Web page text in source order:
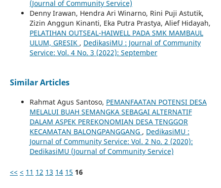
(Journal of Community Service)
Denny Irawan, Hendra Ari Winarno, Rini Puji Astutik,
Zizin Anggun Kinanti, Eka Putra Prastya, Alief Hidayah,
PELATIHAN OUTSEAL-HAIWELL PADA SMK MAMBAUL
ULUM, GRESIK , DedikasiMU : Journal of Community
Service: Vol. 4 No. 3 (2022): September
Similar Articles
Rahmat Agus Santoso, PEMANFAATAN POTENSI DESA
MELALUI BUAH SEMANGKA SEBAGAI ALTERNATIF
DALAM ASPEK PEREKONOMIAN DESA TENGGOR
KECAMATAN BALONGPANGGANG , DedikasiMU :
Journal of Community Service: Vol. 2 No. 2 (2020):
DedikasiMU (Journal of Community Service)
<< < 11 12 13 14 15 16